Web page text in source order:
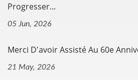
Progresser...
05 Jun, 2026
Merci D'avoir Assisté Au 60e
21 May, 2026